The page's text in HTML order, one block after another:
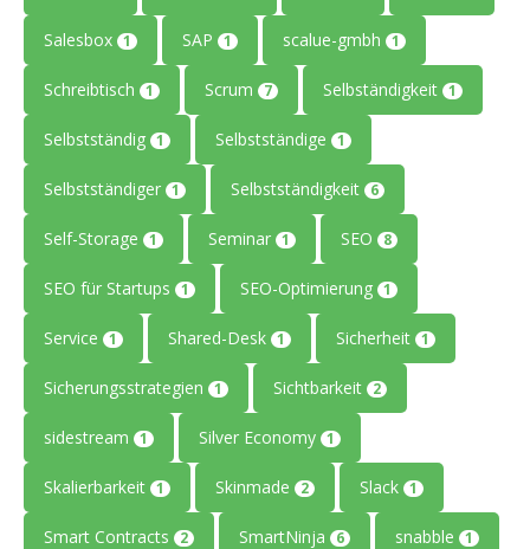
Salesbox 1 SAP 1 scalue-gmbh 1
Schreibtisch 1 Scrum 7 Selbständigkeit 1
Selbstständig 1 Selbstständige 1
Selbstständiger 1 Selbstständigkeit 6
Self-Storage 1 Seminar 1 SEO 8
SEO für Startups 1 SEO-Optimierung 1
Service 1 Shared-Desk 1 Sicherheit 1
Sicherungsstrategien 1 Sichtbarkeit 2
sidestream 1 Silver Economy 1
Skalierbarkeit 1 Skinmade 2 Slack 1
Smart Contracts 2 SmartNinja 6 snabble 1